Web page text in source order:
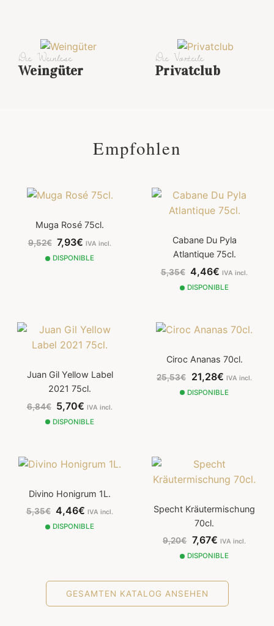
Die Weinlese
Weingüter
Die Vorteile
Privatclub
Empfohlen
Muga Rosé 75cl.
9,52€ 7,93€IVA incl.
DISPONIBLE
Cabane Du Pyla
Atlantique 75cl.
5,35€ 4,46€IVA incl.
DISPONIBLE
Juan Gil Yellow Label
2021 75cl.
6,84€ 5,70€IVA incl.
DISPONIBLE
Ciroc Ananas 70cl.
25,53€ 21,28€ IVA incl.
DISPONIBLE
Divino Honigrum 1L.
5,35€ 4,46€IVA incl.
DISPONIBLE
Specht Kräutermischung
70cl.
9,20€ 7,67€ IVA incl.
DISPONIBLE
GESAMTEN KATALOG ANSEHEN